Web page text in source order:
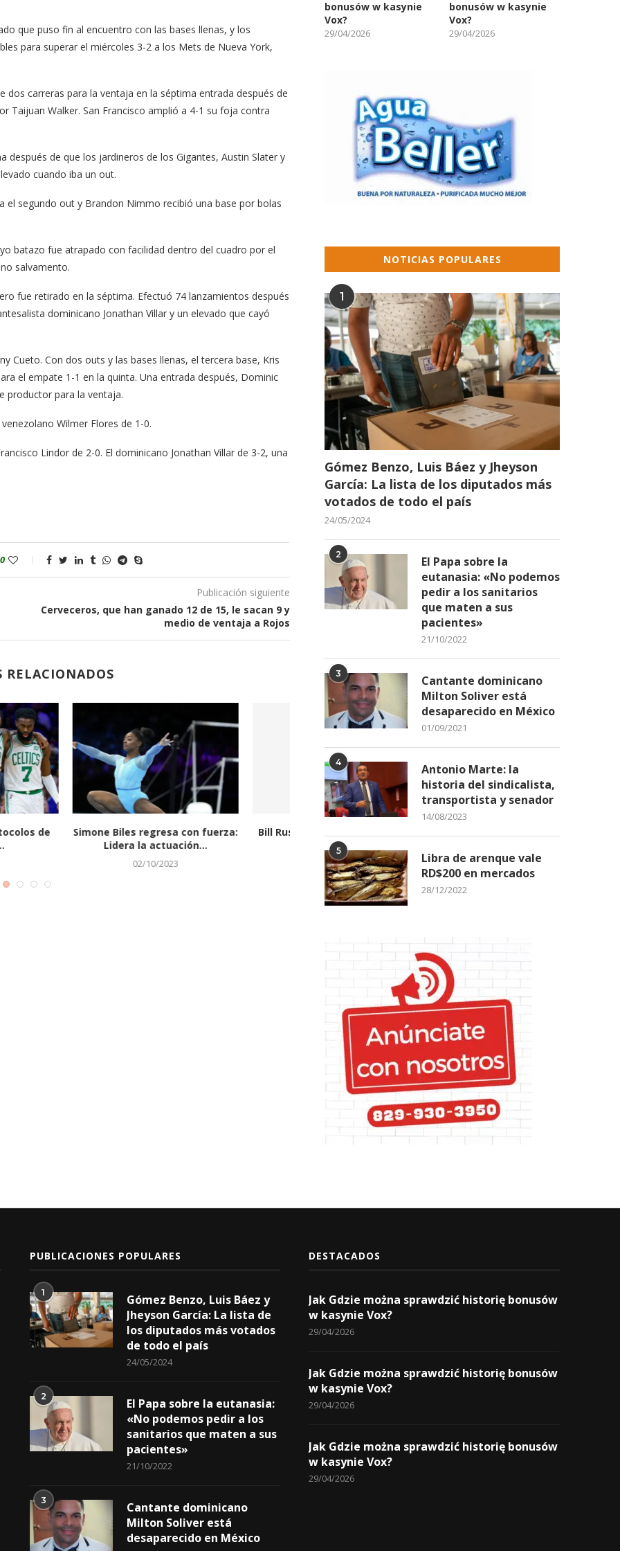
que puso fin al encuentro con las bases llenas, y los
para superar el miércoles 3-2 a los Mets de Nueva York,
carreras para la ventaja en la séptima entrada después de
Taijuan Walker. San Francisco amplió a 4-1 su foja contra
de que los jardineros de los Gigantes, Austin Slater y
cuando iba un out.
el segundo out y Brandon Nimmo recibió una base por bolas
batazo fue atrapado con facilidad dentro del cuadro por el
salvamento.
fue retirado en la séptima. Efectuó 74 lanzamientos después
dominicano Jonathan Villar y un elevado que cayó
Cueto. Con dos outs y las bases llenas, el tercera base, Kris
el empate 1-1 en la quinta. Una entrada después, Dominic
productor para la ventaja.
Wilmer Flores de 1-0.
Lindor de 2-0. El dominicano Jonathan Villar de 3-2, una
0
Publicación siguiente
Cerveceros, que han ganado 12 de 15, le sacan 9 y
medio de ventaja a Rojos
RELACIONADOS
Venus Williams
a...
08/2023
El béisbol y la mafia en las
taquillas...
31/10/2022 10/05/2022 05/01/2023
bonusów w kasynie
Vox?
29/04/2026
bonusów w kasynie
Vox?
29/04/2026
NOTICIAS POPULARES
1
Gómez Benzo, Luis Báez y Jheyson
García: La lista de los diputados más
votados de todo el país
24/05/2024
2
El Papa sobre la
eutanasia: «No podemos
pedir a los sanitarios
que maten a sus
pacientes»
21/10/2022
3
Cantante dominicano
Milton Soliver está
desaparecido en México
01/09/2021
4
Antonio Marte: la
historia del sindicalista,
transportista y senador
14/08/2023
5
Libra de arenque vale
RD$200 en mercados
28/12/2022
PUBLICACIONES POPULARES
1
Gómez Benzo, Luis Báez y
Jheyson García: La lista de
los diputados más votados
de todo el país
24/05/2024
2
El Papa sobre la eutanasia:
«No podemos pedir a los
sanitarios que maten a sus
pacientes»
21/10/2022
3
Cantante dominicano
Milton Soliver está
desaparecido en México
DESTACADOS
Jak Gdzie można sprawdzić historię bonusów
w kasynie Vox?
29/04/2026
Jak Gdzie można sprawdzić historię bonusów
w kasynie Vox?
29/04/2026
Jak Gdzie można sprawdzić historię bonusów
w kasynie Vox?
29/04/2026